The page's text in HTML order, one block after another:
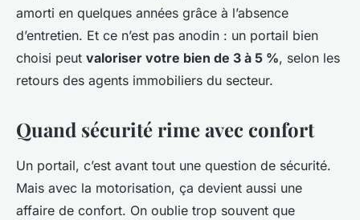
amorti en quelques années grâce à l’absence
d’entretien. Et ce n’est pas anodin : un portail bien
choisi peut valoriser votre bien de 3 à 5 %, selon les
retours des agents immobiliers du secteur.
Quand sécurité rime avec confort
Un portail, c’est avant tout une question de sécurité.
Mais avec la motorisation, ça devient aussi une
affaire de confort. On oublie trop souvent que